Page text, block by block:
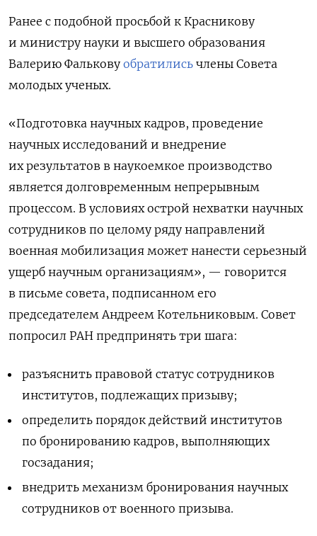
Ранее с подобной просьбой к Красникову
и министру науки и высшего образования
Валерию Фалькову обратились члены Совета
молодых ученых.
«Подготовка научных кадров, проведение
научных исследований и внедрение
их результатов в наукоемкое производство
является долговременным непрерывным
процессом. В условиях острой нехватки научных
сотрудников по целому ряду направлений
военная мобилизация может нанести серьезный
ущерб научным организациям», — говорится
в письме совета, подписанном его
председателем Андреем Котельниковым. Совет
попросил РАН предпринять три шага:
разъяснить правовой статус сотрудников
институтов, подлежащих призыву;
определить порядок действий институтов
по бронированию кадров, выполняющих
госзадания;
внедрить механизм бронирования научных
сотрудников от военного призыва.